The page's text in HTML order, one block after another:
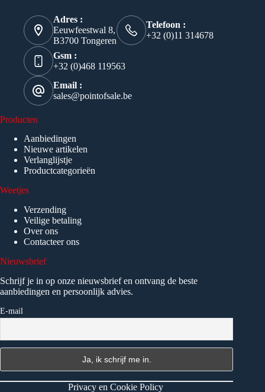
Adres :
Eeuwfeestwal 8,
B3700 Tongeren
Telefoon :
+32 (0)11 314678
Gsm :
+32 (0)468 119563
Email :
sales@pointofsale.be
Producten
Aanbiedingen
Nieuwe artikelen
Verlanglijstje
Productcategorieën
Weetjes
Verzending
Veilige betaling
Over ons
Contacteer ons
Nieuwsbrief
Schrijf je in op onze nieuwsbrief en ontvang de beste
aanbiedingen en persoonlijk advies.
E-mail
Privacy en Cookie Policy